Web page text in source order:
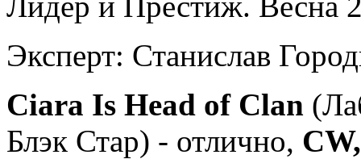
Эксперт: Станислав
Ciara Is Head of Clan
Блэк Стар) - отлично,